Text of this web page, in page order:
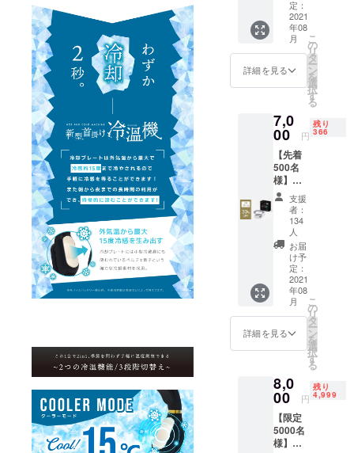
×1 ■先
着500名
■ZALA
XY首掛
け冷温
ク）×1
■CAMP
FIRE限
定特別
価格(超
早割)
→7,000
円(税
込・送
料込)
【希望
小売価
10,000
円の
30%OF
本体
（カ
ク）×1
・充電
USB
ケーブ
ル×1 ・
説明書
定：
2021
年08
月
詳細を見る
こ
の
リ
タ
ー
ン
を
選
択
す
る
7,0
00 円
残り
366
【先着
500名
様】
『30％
オフ』
ZALAX
Y首掛け
冷温機
（WH）
×1 ■先
着500名
■ZALA
XY首掛
け冷温
ト）×1
■CAMP
FIRE限
定特別
価格(超
早割)
支援
者：
134
人
お届
け予
定：
2021
年08
月
詳細を見る
こ
の
リ
タ
ー
ン
を
選
択
す
る
8,0
00 円
残り
4,999
【限定
5000名
様】